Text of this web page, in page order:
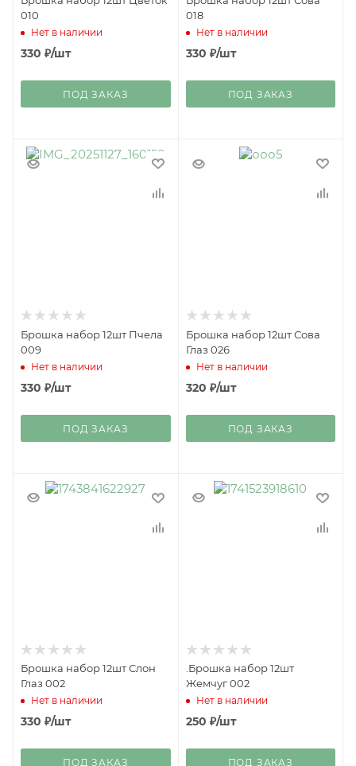
010
Нет в наличии
330 ₽/шт
ПОД ЗАКАЗ
018
Нет в наличии
330 ₽/шт
ПОД ЗАКАЗ
Брошка набор 12шт Пчела
009
Нет в наличии
330 ₽/шт
ПОД ЗАКАЗ
Брошка набор 12шт Сова
Глаз 026
Нет в наличии
320 ₽/шт
ПОД ЗАКАЗ
Брошка набор 12шт Слон
Глаз 002
Нет в наличии
330 ₽/шт
ПОД ЗАКАЗ
.Брошка набор 12шт
Жемчуг 002
Нет в наличии
250 ₽/шт
ПОД ЗАКАЗ